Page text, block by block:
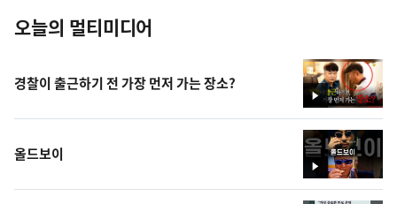
오늘의 멀티미디어
영
상
경찰이 출근하기 전 가장 먼저 가는 장소?
영
상
올드보이